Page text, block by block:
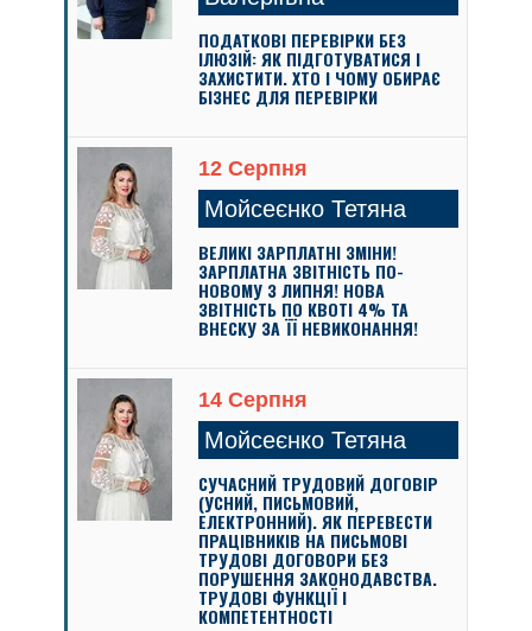
ПОДАТКОВІ ПЕРЕВІРКИ БЕЗ
ІЛЮЗІЙ: ЯК ПІДГОТУВАТИСЯ І
ЗАХИСТИТИ. ХТО І ЧОМУ ОБИРАЄ
БІЗНЕС ДЛЯ ПЕРЕВІРКИ
12 Серпня
Мойсеєнко Тетяна
ВЕЛИКІ ЗАРПЛАТНІ ЗМІНИ!
ЗАРПЛАТНА ЗВІТНІСТЬ ПО-
НОВОМУ З ЛИПНЯ! НОВА
ЗВІТНІСТЬ ПО КВОТІ 4% ТА
ВНЕСКУ ЗА ЇЇ НЕВИКОНАННЯ!
14 Серпня
Мойсеєнко Тетяна
СУЧАСНИЙ ТРУДОВИЙ ДОГОВІР
(УСНИЙ, ПИСЬМОВИЙ,
ЕЛЕКТРОННИЙ). ЯК ПЕРЕВЕСТИ
ПРАЦІВНИКІВ НА ПИСЬМОВІ
ТРУДОВІ ДОГОВОРИ БЕЗ
ПОРУШЕННЯ ЗАКОНОДАВСТВА.
ТРУДОВІ ФУНКЦІЇ І
КОМПЕТЕНТНОСТІ